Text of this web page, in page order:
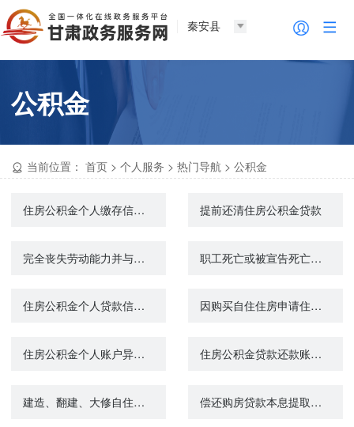
秦安县
公积金
当前位置： 首页 >个人服务 >热门导航 >公积金
住房公积金个人缴存信息变更 提前还清住房公积金贷款
完全丧失劳动能力并与单位终止劳动关系提取住房公积金 职工死亡或被宣告死亡提取住房公积金
住房公积金个人贷款信息查询 因购买自住住房申请住房公积金贷款
住房公积金个人账户异地转移 住房公积金贷款还款账户变更
建造、翻建、大修自住住房提取住房公积金 偿还购房贷款本息提取住房公积金